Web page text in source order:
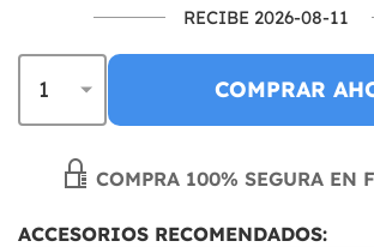
RECIBE 2026-08-11
COMPRAR
COMPRA 100% SEGURA EN
ACCESORIOS RECOMENDADOS: